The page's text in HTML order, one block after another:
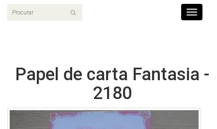
Toggle
Papel de carta Fantasia -
2180